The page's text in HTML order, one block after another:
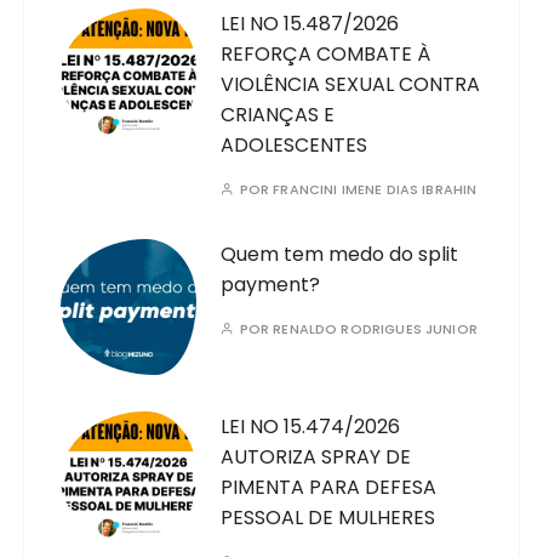
LEI NO 15.487/2026
REFORÇA COMBATE À
VIOLÊNCIA SEXUAL CONTRA
CRIANÇAS E
ADOLESCENTES
PORFRANCINI IMENE DIAS IBRAHIN
Quem tem medo do split
payment?
PORRENALDO RODRIGUES JUNIOR
LEI NO 15.474/2026
AUTORIZA SPRAY DE
PIMENTA PARA DEFESA
PESSOAL DE MULHERES